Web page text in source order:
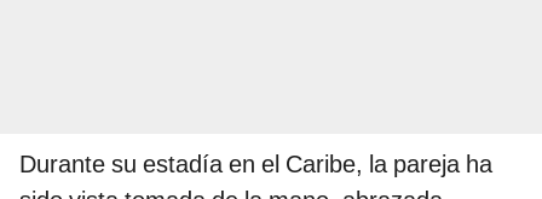
Durante su estadía en el Caribe, la pareja ha